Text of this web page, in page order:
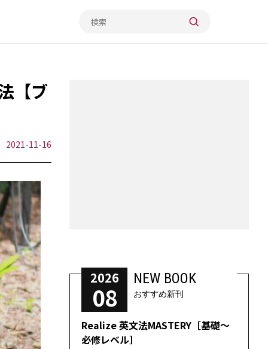
【ブ
2021-11-16
2026
08
NEW BOOK
おすすめ新刊
Realize 英文法MASTERY［基礎～
必修レベル］